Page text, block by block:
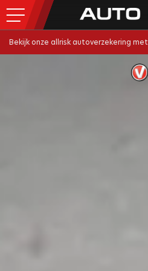
Bekijk onze allrisk autoverzekering met